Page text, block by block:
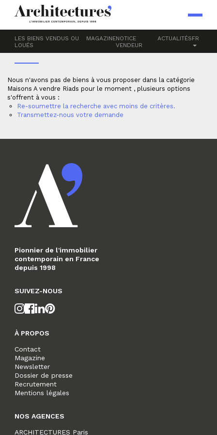
LES BIENS VENDUS OU
LOUÉS
MAGAZINENOTICE
VENDEUR
ACTUALITÉSFR
Accueil Maisons A vendre
Nous n'avons pas de biens à vous proposer dans la catégorie
Maisons A vendre Riads pour le moment , plusieurs options
s'offrent à vous :
Re-soumettre la recherche avec moins de critères.
Transmettez-nous votre demande
Pionnier de l'immobilier
contemporain en France
depuis 1998
SUIVEZ-NOUS
À PROPOS
Contact
Magazine
Newsletter
Dossier de presse
Recrutement
Mentions légales
NOS AGENCES
ARCHITECTURES Paris